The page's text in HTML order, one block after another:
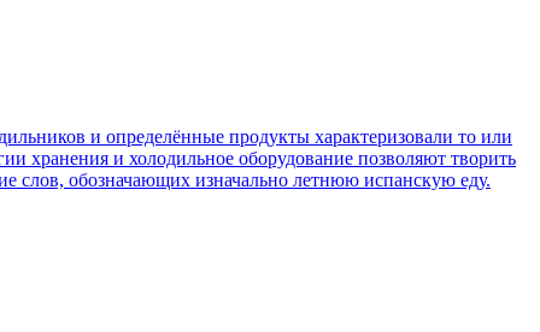
и определённые продукты характеризовали то или
хранения и холодильное оборудование позволяют творить
слов, обозначающих изначально летнюю испанскую еду.